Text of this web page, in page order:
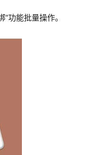
功能批量操作。